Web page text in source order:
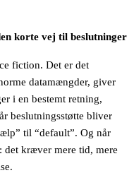
korte vej til beslutninger
fiction. Det er det
datamængder, giver
i en bestemt retning,
beslutningsstøtte bliver
til “default”. Og når
kræver mere tid, mere